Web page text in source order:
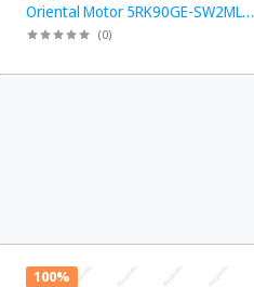
Oriental Motor 5RK90GE-SW2ML +
5GE120KF công suất 60W tỉ số
(0)
100%